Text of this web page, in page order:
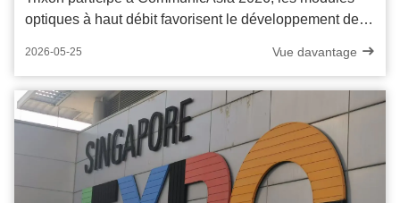
optiques à haut débit favorisent le développement de
2026-05-25 Vue davantage